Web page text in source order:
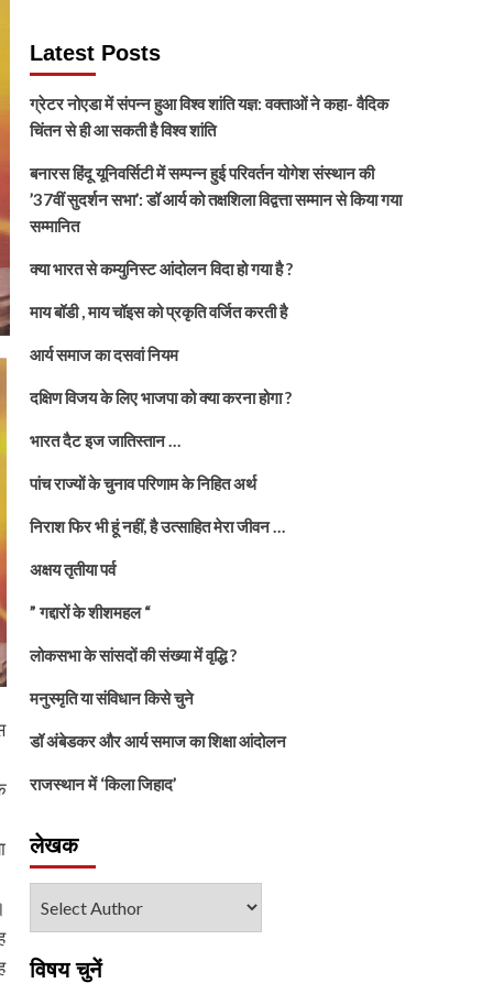
Latest Posts
ग्रेटर नोएडा में संपन्न हुआ विश्व शांति यज्ञ: वक्ताओं ने कहा- वैदिक
चिंतन से ही आ सकती है विश्व शांति
बनारस हिंदू यूनिवर्सिटी में सम्पन्न हुई परिवर्तन योगेश संस्थान की
’37वीं सुदर्शन सभा’: डॉ आर्य को तक्षशिला विद्वत्ता सम्मान से किया गया
सम्मानित
क्या भारत से कम्युनिस्ट आंदोलन विदा हो गया है ?
माय बॉडी , माय चॉइस को प्रकृति वर्जित करती है
आर्य समाज का दसवां नियम
दक्षिण विजय के लिए भाजपा को क्या करना होगा ?
भारत दैट इज जातिस्तान …
पांच राज्यों के चुनाव परिणाम के निहित अर्थ
निराश फिर भी हूं नहीं, है उत्साहित मेरा जीवन …
अक्षय तृतीया पर्व
” गद्दारों के शीशमहल “
लोकसभा के सांसदों की संख्या में वृद्धि ?
मनुस्मृति या संविधान किसे चुने
डॉ अंबेडकर और आर्य समाज का शिक्षा आंदोलन
राजस्थान में ‘किला जिहाद’
लेखक
विषय चुनें